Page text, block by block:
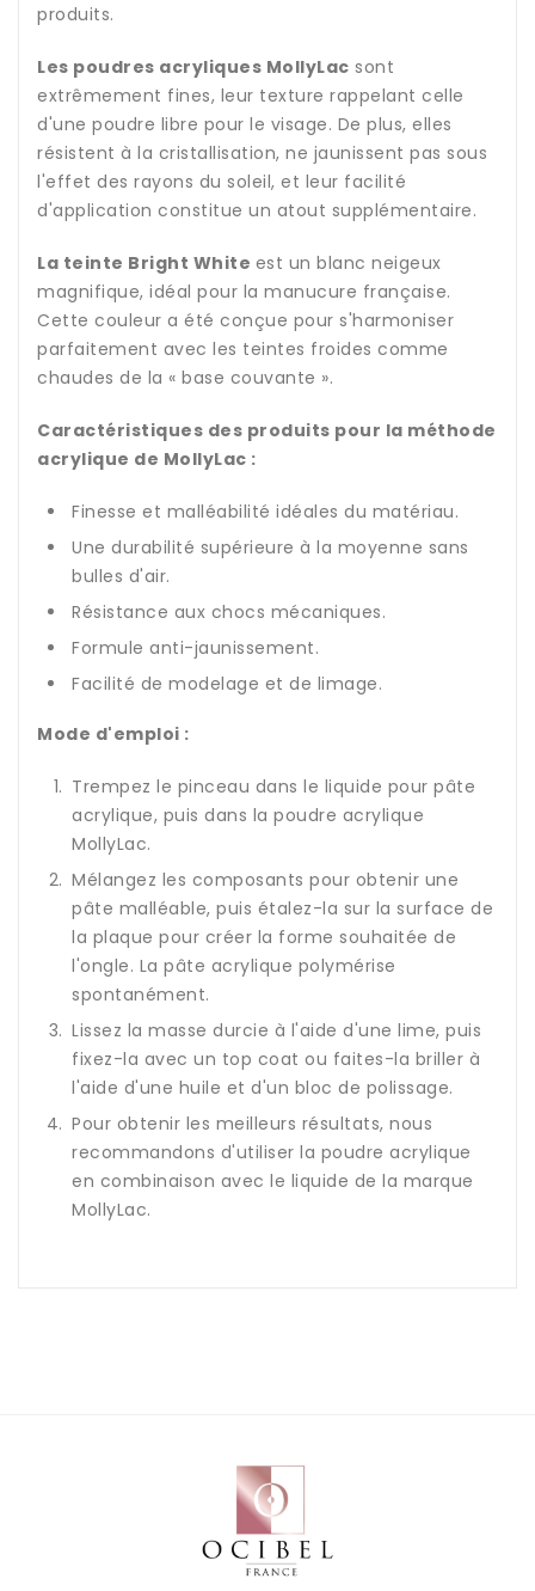
produits.
Les poudres acryliques MollyLac sont
extrêmement fines, leur texture rappelant celle
d'une poudre libre pour le visage. De plus, elles
résistent à la cristallisation, ne jaunissent pas sous
l'effet des rayons du soleil, et leur facilité
d'application constitue un atout supplémentaire.
La teinte Bright White est un blanc neigeux
magnifique, idéal pour la manucure française.
Cette couleur a été conçue pour s'harmoniser
parfaitement avec les teintes froides comme
chaudes de la « base couvante ».
Caractéristiques des produits pour la méthode
acrylique de MollyLac :
Finesse et malléabilité idéales du matériau.
Une durabilité supérieure à la moyenne sans
bulles d'air.
Résistance aux chocs mécaniques.
Formule anti-jaunissement.
Facilité de modelage et de limage.
Mode d'emploi :
Trempez le pinceau dans le liquide pour pâte
acrylique, puis dans la poudre acrylique
MollyLac.
Mélangez les composants pour obtenir une
pâte malléable, puis étalez-la sur la surface de
la plaque pour créer la forme souhaitée de
l'ongle. La pâte acrylique polymérise
spontanément.
Lissez la masse durcie à l'aide d'une lime, puis
fixez-la avec un top coat ou faites-la briller à
l'aide d'une huile et d'un bloc de polissage.
Pour obtenir les meilleurs résultats, nous
recommandons d'utiliser la poudre acrylique
en combinaison avec le liquide de la marque
MollyLac.